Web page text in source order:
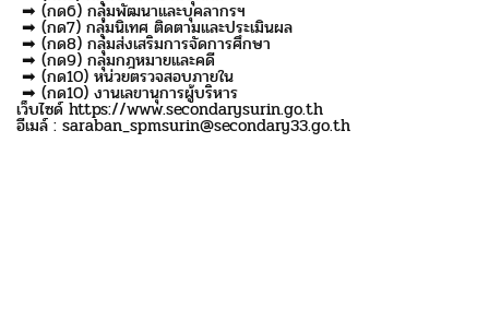
➡ (กด6) กลุ่มพัฒนาและบุคลากรฯ
➡ (กด7) กลุ่มนิเทศ ติดตามและประเมินผล
➡ (กด8) กลุ่มส่งเสริมการจัดการศึกษา
➡ (กด9) กลุ่มกฎหมายและคดี
➡ (กด10) หน่วยตรวจสอบภายใน
➡ (กด10) งานเลขานุการผู้บริหาร
เว็บไซด์ https://www.secondarysurin.go.th
อีเมล์ : saraban_spmsurin@secondary33.go.th